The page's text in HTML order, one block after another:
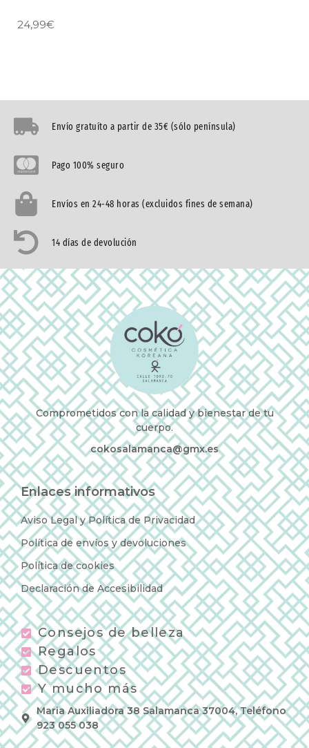
24,99€
Envío gratuíto a partir de 35€ (sólo península)
Pago 100% seguro
Envíos en 24-48 horas (excluidos fines de semana)
14 días de devolución
Comprometidos con la calidad y bienestar de tu
cuerpo.
cokosalamanca@gmx.es
Enlaces informativos
Aviso Legal y Política de Privacidad
Política de envíos y devoluciones
Política de cookies
Declaración de Accesibilidad
Consejos de belleza
Regalos
Descuentos
Y mucho más
Maria Auxiliadora 38 Salamanca 37004, Teléfono
923 055 038